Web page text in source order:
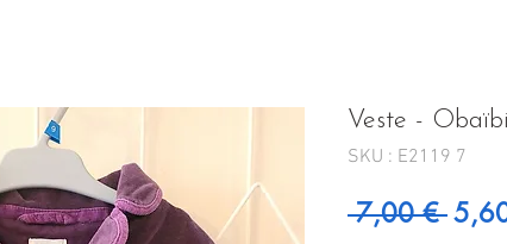
Veste -
SKU : E2119 7
7,00 € Prix